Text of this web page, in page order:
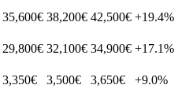
35,600€ 38,200€ 42,500€ +19.4%
29,800€ 32,100€ 34,900€ +17.1%
3,350€ 3,500€ 3,650€ +9.0%